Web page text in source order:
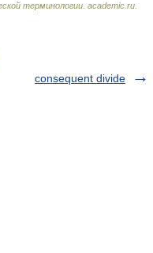
терминологии academic.ru
consequent divide